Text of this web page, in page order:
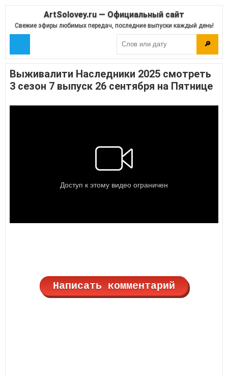
ArtSolovey.ru — Официальный сайт
Свежие эфиры любимых передач, последние выпуски каждый день!
🔎
Выживалити Наследники 2025 смотреть
3 сезон 7 выпуск 26 сентября на Пятнице
Написать комментарий